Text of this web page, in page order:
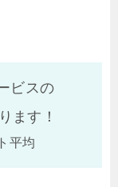
ビスの
ます！
平均